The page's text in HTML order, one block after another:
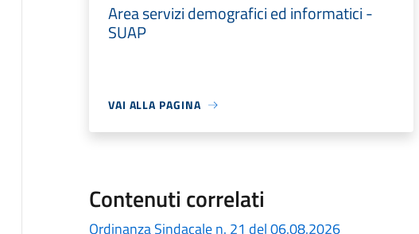
Area servizi demografici ed informatici -
SUAP
VAI ALLA PAGINA
Contenuti correlati
Ordinanza Sindacale n. 21 del 06.08.2026